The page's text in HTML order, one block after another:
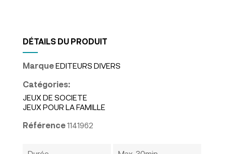
DÉTAILS DU PRODUIT
MarqueEDITEURS DIVERS
Catégories:
JEUX DE SOCIETE
JEUX POUR LA FAMILLE
Référence1141962